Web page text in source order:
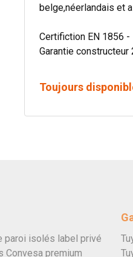
belge,néerlandais et
Certifiction EN 1856 -
Garantie constructeur
Toujours
paroi isolés label privé
Convesa premium